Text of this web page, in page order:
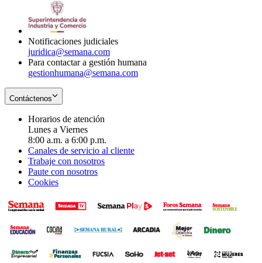
Notificaciones judiciales
juridica@semana.com
Para contactar a gestión humana
gestionhumana@semana.com
Contáctenos
Horarios de atención
Lunes a Viernes
8:00 a.m. a 6:00 p.m.
Canales de servicio al cliente
Trabaje con nosotros
Paute con nosotros
Cookies